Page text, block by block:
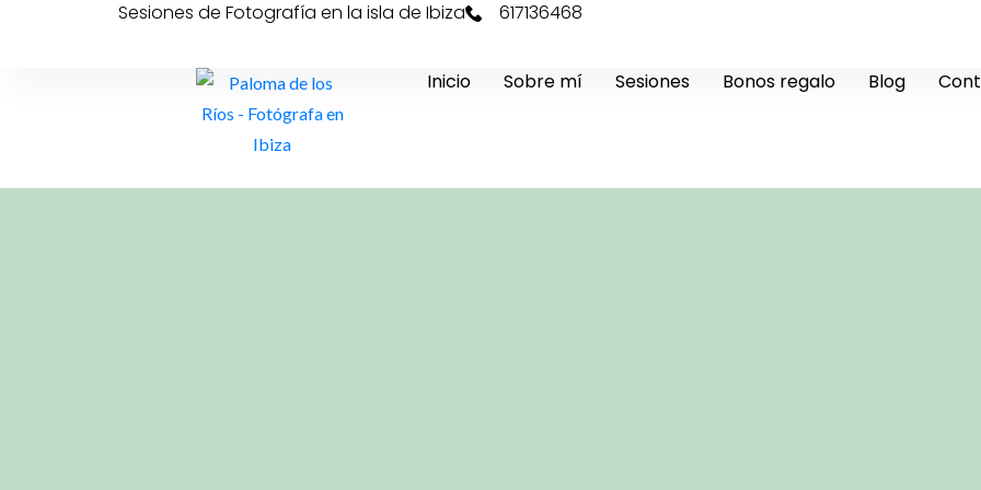
Sesiones de Fotografía en la isla de Ibiza 617136468
Inicio Sobre mí Sesiones Bonos regalo Blog